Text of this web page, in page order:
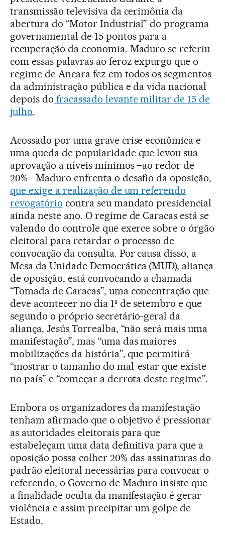
transmissão televisiva da cerimônia da
abertura do “Motor Industrial” do programa
governamental de 15 pontos para a
recuperação da economia. Maduro se referiu
com essas palavras ao feroz expurgo que o
regime de Ancara fez em todos os segmentos
da administração pública e da vida nacional
depois do fracassado levante militar de 15 de
julho.
Acossado por uma grave crise econômica e
uma queda de popularidade que levou sua
aprovação a níveis mínimos –ao redor de
20%– Maduro enfrenta o desafio da oposição,
que exige a realização de um referendo
revogatório contra seu mandato presidencial
ainda neste ano. O regime de Caracas está se
valendo do controle que exerce sobre o órgão
eleitoral para retardar o processo de
convocação da consulta. Por causa disso, a
Mesa da Unidade Democrática (MUD), aliança
de oposição, está convocando a chamada
“Tomada de Caracas”, uma concentração que
deve acontecer no dia 1º de setembro e que
segundo o próprio secretário-geral da
aliança, Jesús Torrealba, “não será mais uma
manifestação”, mas “uma das maiores
mobilizações da história”, que permitirá
“mostrar o tamanho do mal-estar que existe
no país” e “começar a derrota deste regime”.
Embora os organizadores da manifestação
tenham afirmado que o objetivo é pressionar
as autoridades eleitorais para que
estabeleçam uma data definitiva para que a
oposição possa colher 20% das assinaturas do
padrão eleitoral necessárias para convocar o
referendo, o Governo de Maduro insiste que
a finalidade oculta da manifestação é gerar
violência e assim precipitar um golpe de
Estado.